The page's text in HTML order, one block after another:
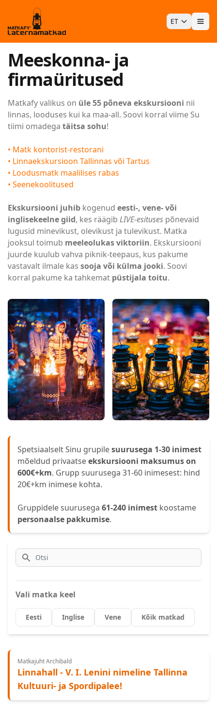
ET Ava
Meeskonna- ja
firmaüritused
Matkafy valikus on üle 55 põneva ekskursiooni nii
linnas, looduses kui ka maa-all. Soovi korral viime Su
tiimi omadega täitsa sohu!
• Matk kontorist-restorani
• Linnaekskursioon Tallinnas või Tartus
• Loodusmatk maalilises rabas
• Seenekoolitused
Ekskursiooni juhib kogenud eesti-, vene- või
inglisekeelne giid, kes räägib LIVE-esituses põnevaid
lugusid minevikust, olevikust ja tulevikust. Matka
jooksul toimub meeleolukas viktoriin. Ekskursiooni
juurde kuulub vahva piknik-teepaus, kus pakume
vastavalt ilmale kas sooja või külma jooki. Soovi
korral pakume ka tahkemat püstijala toitu.
Spetsiaalselt Sinu grupilesuurusega 1-30 inimest
mõeldud privaatseekskursiooni maksumus on
600€+km. Grupp suurusega 31-60 inimesest: hind
20€+km inimese kohta.
Gruppidele suurusega 61-240 inimest koostame
personaalse pakkumise.
Otsi
Vali matka keel
Eesti Inglise Vene Kõik matkad
Matkajuht Archibald
Linnahall - V. I. Lenini nimeline Tallinna
Kultuuri- ja Spordipalee!